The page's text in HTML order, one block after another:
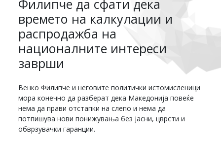
Филипче да сфати дека
времето на калкулации и
распродажба на
националните интереси
заврши
Венко Филипче и неговите политички истомисленици
мора конечно да разберат дека Македонија повеќе
нема да прави отстапки на слепо и нема да
потпишува нови понижувања без јасни, цврсти и
обврзувачки гаранции.